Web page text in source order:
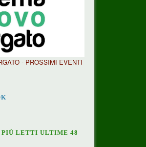
- PROSSIMI EVENTI
PIÙ LETTI ULTIME 48